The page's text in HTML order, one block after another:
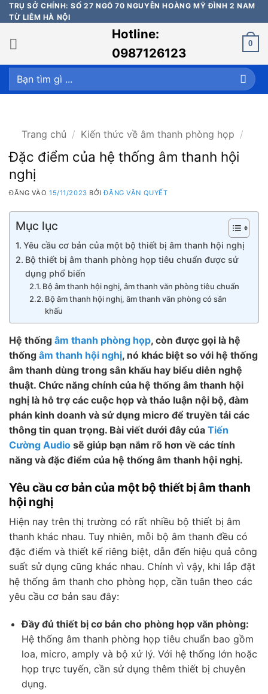
Bỏ
qua
nội
dung
TRỤ SỞ CHÍNH: SỐ 27 NGÕ 70 NGUYỄN HOÀNG MỸ ĐÌNH 2 NAM
TỪ LIÊM HÀ NỘI
Hotline:
0987126123
0
Tìm
kiếm:
Trang chủ / Kiến thức về âm thanh phòng họp /
Đặc điểm của hệ thống âm thanh hội
nghị
ĐĂNG VÀO15/11/2023 BỞIĐẶNG VĂN QUYẾT
Mục lục
Yêu cầu cơ bản của một bộ thiết bị âm thanh hội nghị
Bộ thiết bị âm thanh phòng họp tiêu chuẩn được sử
dụng phổ biến
Bộ âm thanh hội nghị, âm thanh văn phòng tiêu chuẩn
Bộ âm thanh hội nghị, âm thanh văn phòng có sân
khấu
Hệ thống âm thanh phòng họp, còn được gọi là hệ
thống âm thanh hội nghị, nó khác biệt so với hệ thống
âm thanh dùng trong sân khấu hay biểu diễn nghệ
thuật. Chức năng chính của hệ thống âm thanh hội
nghị là hỗ trợ các cuộc họp và thảo luận nội bộ, đàm
phán kinh doanh và sử dụng micro để truyền tải các
thông tin quan trọng. Bài viết dưới đây của Tiến
Cường Audio sẽ giúp bạn nắm rõ hơn về các tính
năng và đặc điểm của hệ thống âm thanh hội nghị.
Yêu cầu cơ bản của một bộ thiết bị âm thanh
hội nghị
Hiện nay trên thị trường có rất nhiều bộ thiết bị âm
thanh khác nhau. Tuy nhiên, mỗi bộ âm thanh đều có
đặc điểm và thiết kế riêng biệt, dẫn đến hiệu quả công
suất sử dụng cũng khác nhau. Chính vì vậy, khi lắp đặt
hệ thống âm thanh cho phòng họp, cần tuân theo các
yêu cầu cơ bản sau đây:
Đầy đủ thiết bị cơ bản cho phòng họp văn phòng:
Hệ thống âm thanh phòng họp tiêu chuẩn bao gồm
loa, micro, amply và bộ xử lý. Với hệ thống lớn hoặc
họp trực tuyến, cần sử dụng thêm thiết bị chuyên
dụng.